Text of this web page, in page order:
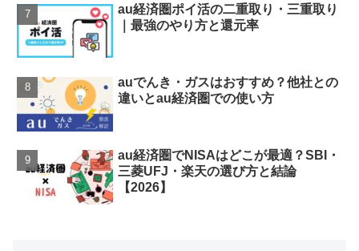
au経済圏ポイ活の二重取り・三重取り
｜最強のやり方と還元率
auでんき・ガスはおすすめ？他社との
違いとau経済圏での使い方
au経済圏でNISAはどこが最適？SBI・
三菱UFJ・楽天の選び方と結論
【2026】